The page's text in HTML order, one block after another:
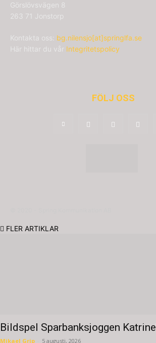
Görslövsvägen 8
263 71 Jonstorp
Kontakta oss: bg.nilensjo[at]springlfa.se
Här hittar du vår Integritetspolicy
FÖLJ OSS
FLER ARTIKLAR
Bildspel Sparbanksjoggen
Mikael Grip 5 augusti, 2026